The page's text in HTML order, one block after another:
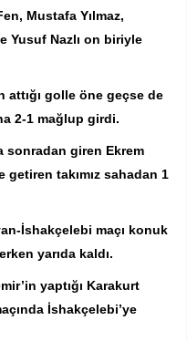
Mustafa Yılmaz,
Yusuf Nazlı on biriyle
attığı golle öne geçse de
2-1 mağlup girdi.
sonradan giren Ekrem
getiren takımız sahadan 1
İshakçelebi maçı konuk
yarıda kaldı.
yaptığı Karakurt
İshakçelebi’ye